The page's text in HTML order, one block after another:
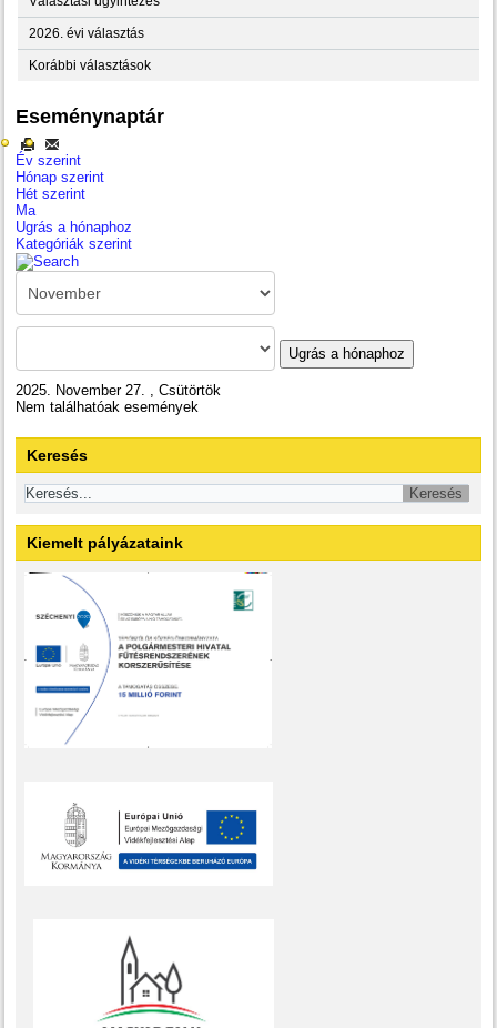
2026. évi választás
Korábbi választások
Eseménynaptár
Év szerint
Hónap szerint
Hét szerint
Ma
Ugrás a hónaphoz
Kategóriák szerint
Ugrás a hónaphoz
2025. November 27. , Csütörtök
Nem találhatóak események
Keresés
Kiemelt pályázataink